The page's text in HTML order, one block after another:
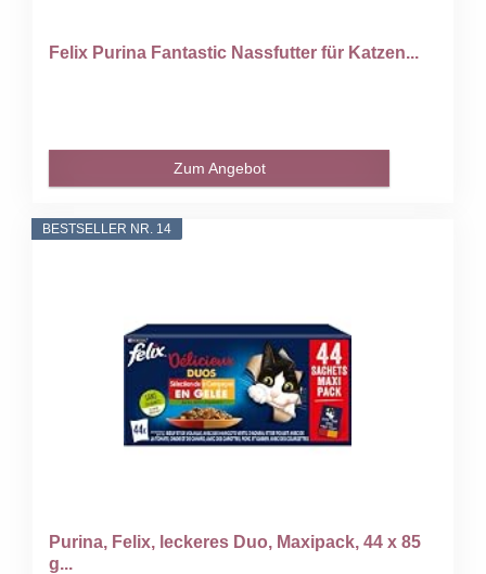
Felix Purina Fantastic Nassfutter für Katzen...
Zum Angebot
BESTSELLER NR. 14
Purina, Felix, leckeres Duo, Maxipack, 44 x 85
g...